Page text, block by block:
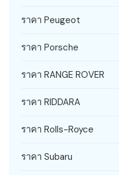
ราคา Peugeot
ราคา Porsche
ราคา RANGE ROVER
ราคา RIDDARA
ราคา Rolls-Royce
ราคา Subaru